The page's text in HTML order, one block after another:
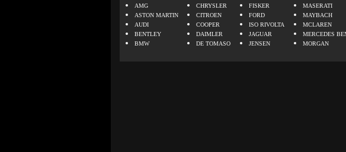
AMG
ASTON MARTIN
AUDI
BENTLEY
BMW
CHRYSLER
CITROEN
COOPER
DAIMLER
DE TOMASO
FISKER
FORD
ISO RIVOLTA
JAGUAR
JENSEN
MASERATI
MAYBACH
MCLAREN
MERCEDES
MORGAN